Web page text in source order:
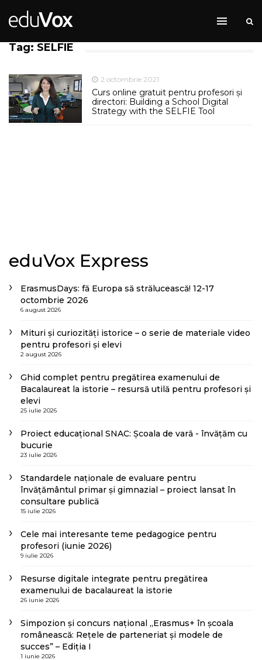
Tag: SELFIE
2 octombrie 2021
Curs online gratuit pentru profesori și
directori: Building a School Digital
Strategy with the SELFIE Tool
eduVox Express
ErasmusDays: fă Europa să strălucească! 12-17
octombrie 2026
6 august 2026
Mituri și curiozități istorice – o serie de materiale video
pentru profesori și elevi
2 august 2026
Ghid complet pentru pregătirea examenului de
Bacalaureat la istorie – resursă utilă pentru profesori și
elevi
25 iulie 2026
Proiect educațional SNAC: Școala de vară - învățăm cu
bucurie
23 iulie 2026
Standardele naționale de evaluare pentru
învățământul primar și gimnazial – proiect lansat în
consultare publică
15 iulie 2026
Cele mai interesante teme pedagogice pentru
profesori (iunie 2026)
9 iulie 2026
Resurse digitale integrate pentru pregătirea
examenului de bacalaureat la istorie
26 iunie 2026
Simpozion și concurs național „Erasmus+ în școala
românească: Rețele de parteneriat și modele de
succes” – Ediția I
1 iunie 2026